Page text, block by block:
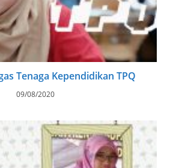
Tenaga Kependidikan TPQ
09/08/2020